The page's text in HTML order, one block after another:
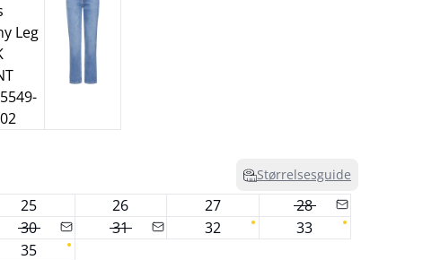
Størrelsesguide
25 26 27
28
30 31 32
33
35